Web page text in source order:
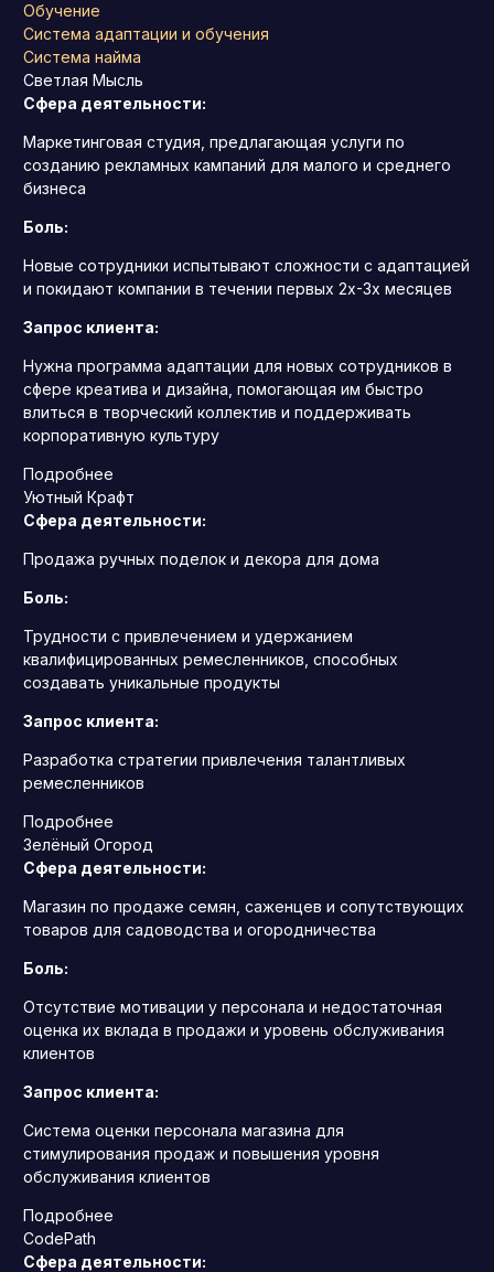
Обучение
Система адаптации и обучения
Система найма
Светлая Мысль
Сфера деятельности:
Маркетинговая студия, предлагающая услуги по
созданию рекламных кампаний для малого и среднего
бизнеса
Боль:
Новые сотрудники испытывают сложности с адаптацией
и покидают компании в течении первых 2х-3х месяцев
Запрос клиента:
Нужна программа адаптации для новых сотрудников в
сфере креатива и дизайна, помогающая им быстро
влиться в творческий коллектив и поддерживать
корпоративную культуру
Подробнее
Уютный Крафт
Сфера деятельности:
Продажа ручных поделок и декора для дома
Боль:
Трудности с привлечением и удержанием
квалифицированных ремесленников, способных
создавать уникальные продукты
Запрос клиента:
Разработка стратегии привлечения талантливых
ремесленников
Подробнее
Зелёный Огород
Сфера деятельности:
Магазин по продаже семян, саженцев и сопутствующих
товаров для садоводства и огородничества
Боль:
Отсутствие мотивации у персонала и недостаточная
оценка их вклада в продажи и уровень обслуживания
клиентов
Запрос клиента:
Система оценки персонала магазина для
стимулирования продаж и повышения уровня
обслуживания клиентов
Подробнее
CodePath
Сфера деятельности: